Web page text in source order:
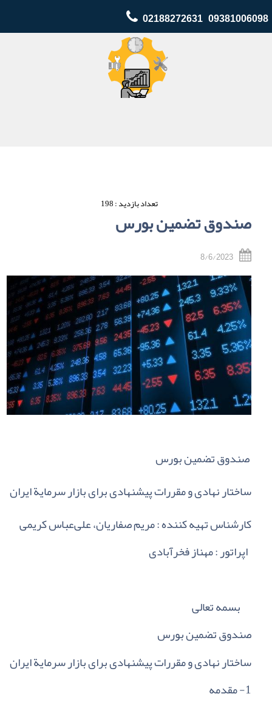
02188272631 09381006098
تعداد بازدید : 198
8/6/2023
صندوق‌ تضمین‌ بورس‌
ساختار نهادی‌ و مقررات‌ پیشنهادی‌ برای‌ بازار سرمایة‌ ایران
کارشناس تهیه کننده : مریم صفاریان، علی‌عباس کریمی
اپراتور : مهناز فخرآبادی
بسمه‌ تعالی‌
صندوق‌ تضمین‌ بورس‌
ساختار نهادی‌ و مقررات‌ پیشنهادی‌ برای‌ بازار سرمایة‌ ایران
1- مقدمه